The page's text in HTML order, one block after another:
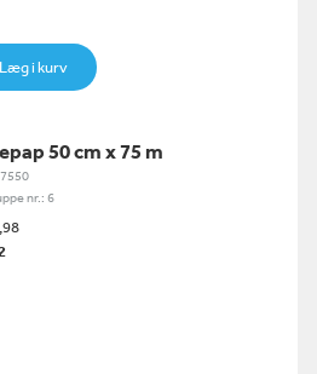
Læg i kurv
50 cm x 75 m
nr.: 6